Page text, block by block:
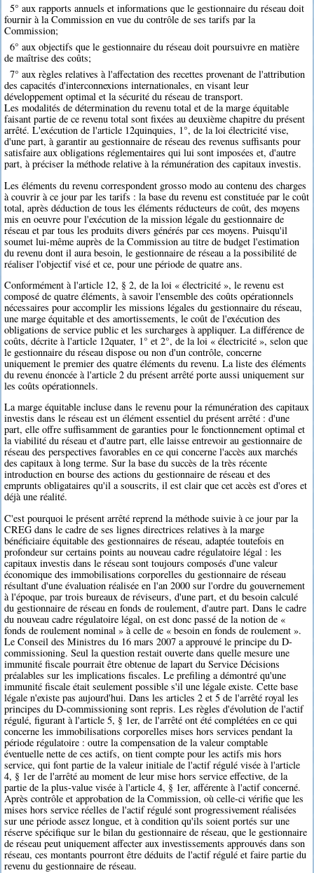
5° aux rapports annuels et informations que le gestionnaire du réseau doit
fournir à la Commission en vue du contrôle de ses tarifs par la
Commission;
6° aux objectifs que le gestionnaire du réseau doit poursuivre en matière
de maîtrise des coûts;
7° aux règles relatives à l'affectation des recettes provenant de l'attribution
des capacités d'interconnexions internationales, en visant leur
développement optimal et la sécurité du réseau de transport.
Les modalités de détermination du revenu total et de la marge équitable
faisant partie de ce revenu total sont fixées au deuxième chapitre du présent
arrêté. L'exécution de l'article 12quinquies, 1°, de la loi électricité vise,
d'une part, à garantir au gestionnaire de réseau des revenus suffisants pour
satisfaire aux obligations réglementaires qui lui sont imposées et, d'autre
part, à préciser la méthode relative à la rémunération des capitaux investis.
Les éléments du revenu correspondent grosso modo au contenu des charges
à couvrir à ce jour par les tarifs : la base du revenu est constituée par le coût
total, après déduction de tous les éléments réducteurs de coût, des moyens
mis en oeuvre pour l'exécution de la mission légale du gestionnaire de
réseau et par tous les produits divers générés par ces moyens. Puisqu'il
soumet lui-même auprès de la Commission au titre de budget l'estimation
du revenu dont il aura besoin, le gestionnaire de réseau a la possibilité de
réaliser l'objectif visé et ce, pour une période de quatre ans.
Conformément à l'article 12, § 2, de la loi « électricité », le revenu est
composé de quatre éléments, à savoir l'ensemble des coûts opérationnels
nécessaires pour accomplir les missions légales du gestionnaire du réseau,
une marge équitable et des amortissements, le coût de l'exécution des
obligations de service public et les surcharges à appliquer. La différence de
coûts, décrite à l'article 12quater, 1° et 2°, de la loi « électricité », selon que
le gestionnaire du réseau dispose ou non d'un contrôle, concerne
uniquement le premier des quatre éléments du revenu. La liste des éléments
du revenu énoncée à l'article 2 du présent arrêté porte aussi uniquement sur
les coûts opérationnels.
La marge équitable incluse dans le revenu pour la rémunération des capitaux
investis dans le réseau est un élément essentiel du présent arrêté : d'une
part, elle offre suffisamment de garanties pour le fonctionnement optimal et
la viabilité du réseau et d'autre part, elle laisse entrevoir au gestionnaire de
réseau des perspectives favorables en ce qui concerne l'accès aux marchés
des capitaux à long terme. Sur la base du succès de la très récente
introduction en bourse des actions du gestionnaire de réseau et des
emprunts obligataires qu'il a souscrits, il est clair que cet accès est d'ores et
déjà une réalité.
C'est pourquoi le présent arrêté reprend la méthode suivie à ce jour par la
CREG dans le cadre de ses lignes directrices relatives à la marge
bénéficiaire équitable des gestionnaires de réseau, adaptée toutefois en
profondeur sur certains points au nouveau cadre régulatoire légal : les
capitaux investis dans le réseau sont toujours composés d'une valeur
économique des immobilisations corporelles du gestionnaire de réseau
résultant d'une évaluation réalisée en l'an 2000 sur l'ordre du gouvernement
à l'époque, par trois bureaux de réviseurs, d'une part, et du besoin calculé
du gestionnaire de réseau en fonds de roulement, d'autre part. Dans le cadre
du nouveau cadre régulatoire légal, on est donc passé de la notion de «
fonds de roulement nominal » à celle de « besoin en fonds de roulement ».
Le Conseil des Ministres du 16 mars 2007 a approuvé le principe du D-
commissioning. Seul la question restait ouverte dans quelle mesure une
immunité fiscale pourrait être obtenue de lapart du Service Décisions
préalables sur les implications fiscales. Le prefiling a démontré qu'une
immunité fiscale était seulement possible s'il une légale existe. Cette base
légale n'existe pas aujourd'hui. Dans les articles 2 et 5 de l'arrêté royal les
principes du D-commissioning sont repris. Les règles d'évolution de l'actif
régulé, figurant à l'article 5, § 1er, de l'arrêté ont été complétées en ce qui
concerne les immobilisations corporelles mises hors services pendant la
période régulatoire : outre la compensation de la valeur comptable
éventuelle nette de ces actifs, on tient compte pour les actifs mis hors
service, qui font partie de la valeur initiale de l'actif régulé visée à l'article
4, § 1er de l'arrêté au moment de leur mise hors service effective, de la
partie de la plus-value visée à l'article 4, § 1er, afférente à l'actif concerné.
Après contrôle et approbation de la Commission, où celle-ci vérifie que les
mises hors service réelles de l'actif régulé sont progressivement réalisées
sur une période assez longue, et à condition qu'ils soient portés sur une
réserve spécifique sur le bilan du gestionnaire de réseau, que le gestionnaire
de réseau peut uniquement affecter aux investissements approuvés dans son
réseau, ces montants pourront être déduits de l'actif régulé et faire partie du
revenu du gestionnaire de réseau.